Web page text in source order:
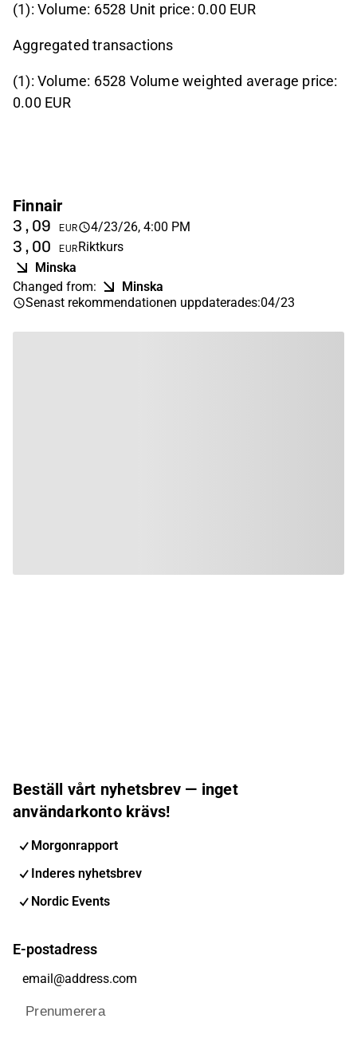
(1): Volume: 6528 Unit price: 0.00 EUR
Aggregated transactions
(1): Volume: 6528 Volume weighted average price:
0.00 EUR
Finnair
3,09 EUR 4/23/26, 4:00 PM
3,00 EURRiktkurs
Minska
Changed from:
Minska
Senast rekommendationen uppdaterades:04/23
Beställ vårt nyhetsbrev — inget
användarkonto krävs!
Morgonrapport
Inderes nyhetsbrev
Nordic Events
E-postadress
Prenumerera